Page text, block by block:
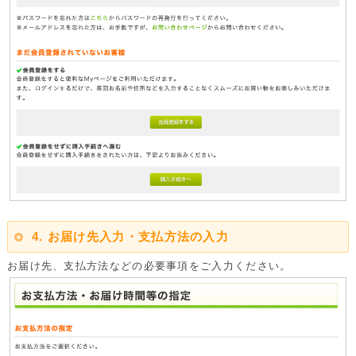
4. お届け先入力・支払方法の入力
お届け先、支払方法などの必要事項をご入力ください。